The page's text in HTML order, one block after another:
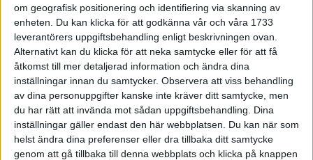
om geografisk positionering och identifiering via skanning av
enheten. Du kan klicka för att godkänna vår och våra 1733
leverantörers uppgiftsbehandling enligt beskrivningen ovan.
Alternativt kan du klicka för att neka samtycke eller för att få
åtkomst till mer detaljerad information och ändra dina
inställningar innan du samtycker. Observera att viss behandling
av dina personuppgifter kanske inte kräver ditt samtycke, men
du har rätt att invända mot sådan uppgiftsbehandling. Dina
inställningar gäller endast den här webbplatsen. Du kan när som
helst ändra dina preferenser eller dra tillbaka ditt samtycke
genom att gå tillbaka till denna webbplats och klicka på knappen
Övningar som ger extra styrka
Träning• Terränglöpning
SENASTE TRÄNING
Snabbare återhämtning och djupare
avslappning.
21 nov 2023